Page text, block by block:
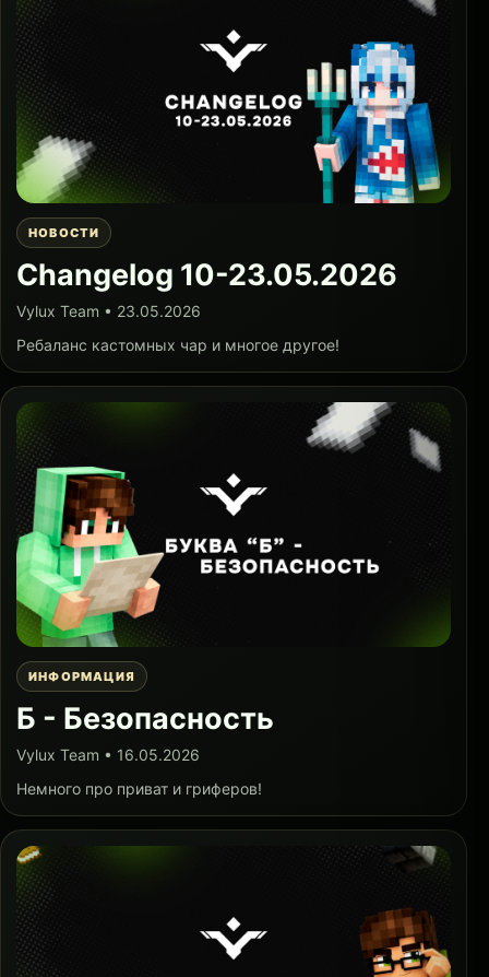
НОВОСТИ
Changelog 10-23.05.2026
Vylux Team • 23.05.2026
Ребаланс кастомных чар и многое другое!
ИНФОРМАЦИЯ
Б - Безопасность
Vylux Team • 16.05.2026
Немного про приват и гриферов!